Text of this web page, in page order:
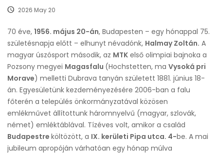
2026 May 20
70 éve, 1956. május 20-án, Budapesten – egy hónappal 75.
születésnapja előtt – elhunyt névadónk, Halmay Zoltán. A
magyar úszósport második, az MTK első olimpiai bajnoka a
Pozsony megyei Magasfalu (Hochstetten, ma Vysoká pri
Morave) melletti Dubrava tanyán született 1881. június 18-
án. Egyesületünk kezdeményezésére 2006-ban a falu
főterén a település önkormányzatával közösen
emlékművet állítottunk háromnyelvű (magyar, szlovák,
német) emléktáblával. Tízéves volt, amikor a család
Budapestre költözött, a IX. kerületi Pipa utca. 4-be. A mai
jubileum apropóján várhatóan egy hónap múlva